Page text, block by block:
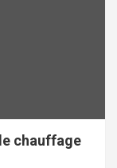
chauffage